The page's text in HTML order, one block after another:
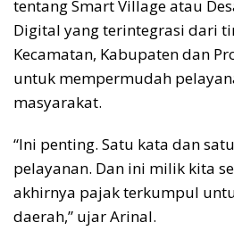
tentang Smart Village atau
Digital yang terintegrasi dari
Kecamatan, Kabupaten dan
untuk mempermudah
masyarakat.
“Ini penting. Satu kata dan
pelayanan. Dan ini milik kita
akhirnya pajak terkumpul
daerah,” ujar Arinal.